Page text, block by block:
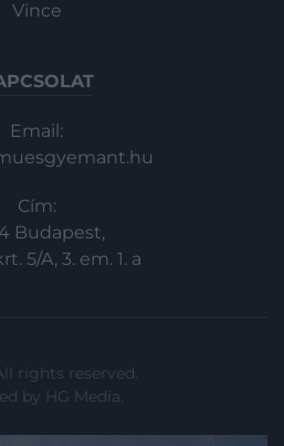
Vince
Email:
Cím:
Budapest,
5/A, 3. em. 1. a
rights reserved.
by HG Media.